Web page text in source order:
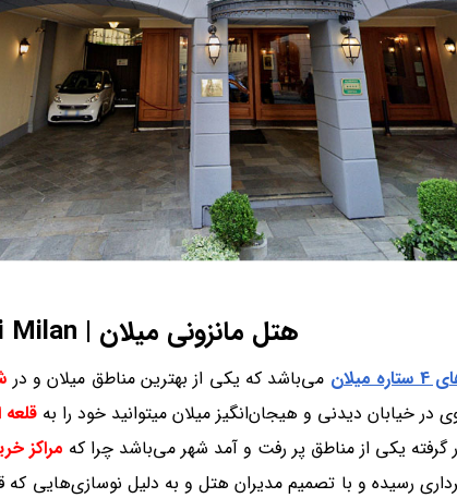
هتل مانزونی میلان | Hotel Manzoni Milan
میلان می‌باشد که یکی از بهترین مناطق میلان و در
در خیابان دیدنی و هیجان‌انگیز میلان میتوانید خود را به قلعه
گرفته یکی از مناطق پر رفت و آمد شهر می‌باشد چرا که مراکز
رسیده و با تصمیم مدیران هتل و به دلیل نوسازی‌هایی